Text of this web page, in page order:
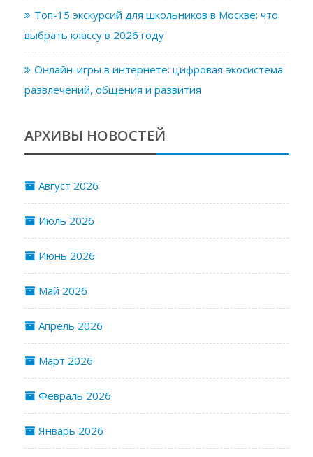
Топ-15 экскурсий для школьников в Москве: что
выбрать классу в 2026 году
Онлайн-игры в интернете: цифровая экосистема
развлечений, общения и развития
АРХИВЫ НОВОСТЕЙ
Август 2026
Июль 2026
Июнь 2026
Май 2026
Апрель 2026
Март 2026
Февраль 2026
Январь 2026